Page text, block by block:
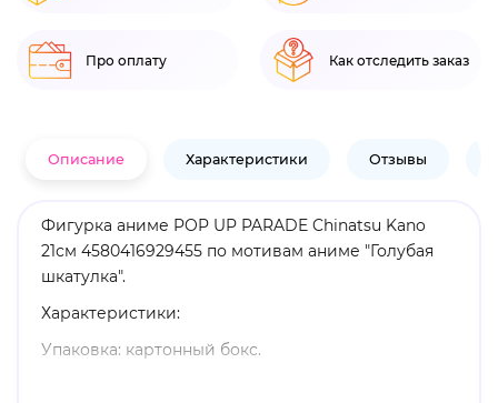
Про оплату Как отследить заказ
Описание Характеристики Отзывы
Фигурка аниме POP UP PARADE Chinatsu Kano
21см 4580416929455 по мотивам аниме "Голубая
шкатулка".
Характеристики:
Упаковка: картонный бокс.